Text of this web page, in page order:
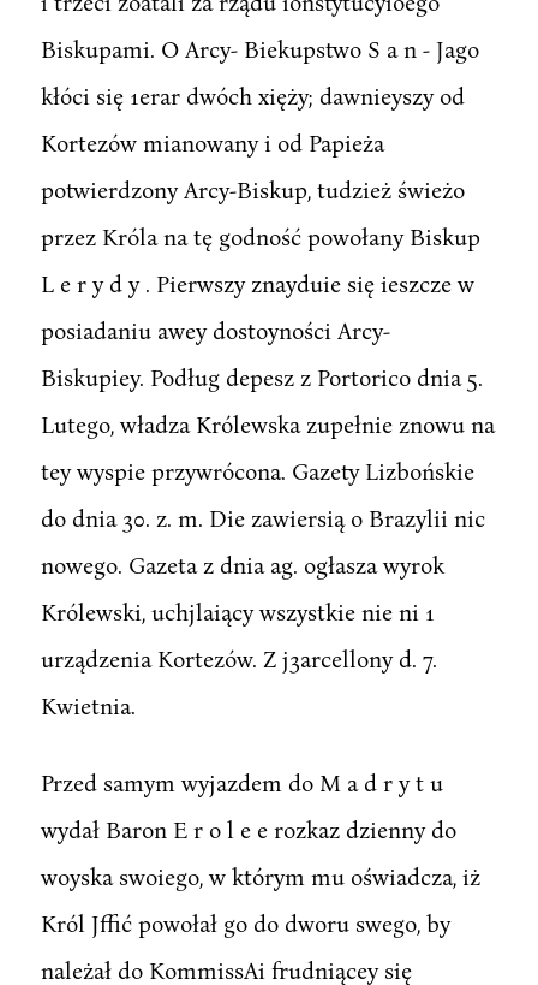
Biskupami. O Arcy- Biekupstwo S a n - Jago
kłóci się 1erar dwóch xięży; dawnieyszy od
Kortezów mianowany i od Papieża
potwierdzony Arcy-Biskup, tudzież świeżo
przez Króla na tę godność powołany Biskup
L e r y d y . Pierwszy znayduie się ieszcze w
posiadaniu awey dostoyności Arcy-
Biskupiey. Podług depesz z Portorico dnia 5.
Lutego, władza Królewska zupełnie znowu na
tey wyspie przywrócona. Gazety Lizbońskie
do dnia 30. z. m. Die zawiersią o Brazylii nic
nowego. Gazeta z dnia ag. ogłasza wyrok
Królewski, uchjlaiący wszystkie nie ni 1
urządzenia Kortezów. Z j3arcellony d. 7.
Kwietnia.
Przed samym wyjazdem do M a d r y t u
wydał Baron E r o l e e rozkaz dzienny do
woyska swoiego, w którym mu oświadcza, iż
Król Jffić powołał go do dworu swego, by
należał do KommissAi frudniącey się